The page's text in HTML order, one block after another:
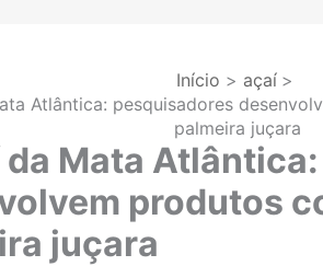
Início
açaí
Atlântica: pesquisadores
palmeira juçara
da Mata
produtos
juçara